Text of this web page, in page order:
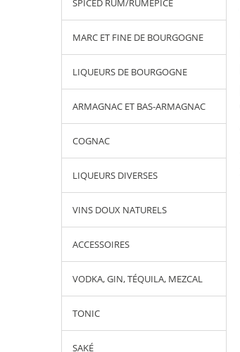
SPICED RUM/RUMÉPICÉ
MARC ET FINE DE BOURGOGNE
LIQUEURS DE BOURGOGNE
ARMAGNAC ET BAS-ARMAGNAC
COGNAC
LIQUEURS DIVERSES
VINS DOUX NATURELS
ACCESSOIRES
VODKA, GIN, TÉQUILA, MEZCAL
TONIC
SAKÉ